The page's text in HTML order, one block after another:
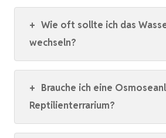
+ Wie oft sollte ich das
wechseln?
+ Brauche ich eine
Reptilienterrarium?